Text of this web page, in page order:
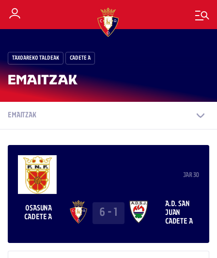
TAXOAREKO TALDEAK CADETE A
EMAITZAK
EMAITZAK
JAR 30
OSASUNA
CADETE A
6 -1
A.D. SAN
JUAN
CADETE A